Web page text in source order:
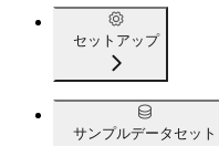
セットアップ
サンプルデータセット